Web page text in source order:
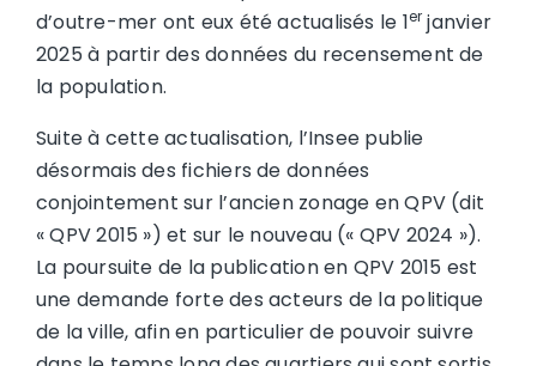
d’outre-mer ont eux été actualisés le 1er janvier
2025 à partir des données du recensement de
la population.
Suite à cette actualisation, l’Insee publie
désormais des fichiers de données
conjointement sur l’ancien zonage en QPV (dit
« QPV 2015 ») et sur le nouveau (« QPV 2024 »).
La poursuite de la publication en QPV 2015 est
une demande forte des acteurs de la politique
de la ville, afin en particulier de pouvoir suivre